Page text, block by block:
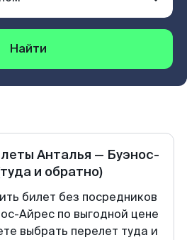
Найти
Анталья — Буэнос-
и обратно)
билет без посредников
Айрес по выгодной цене
выбрать перелет туда и